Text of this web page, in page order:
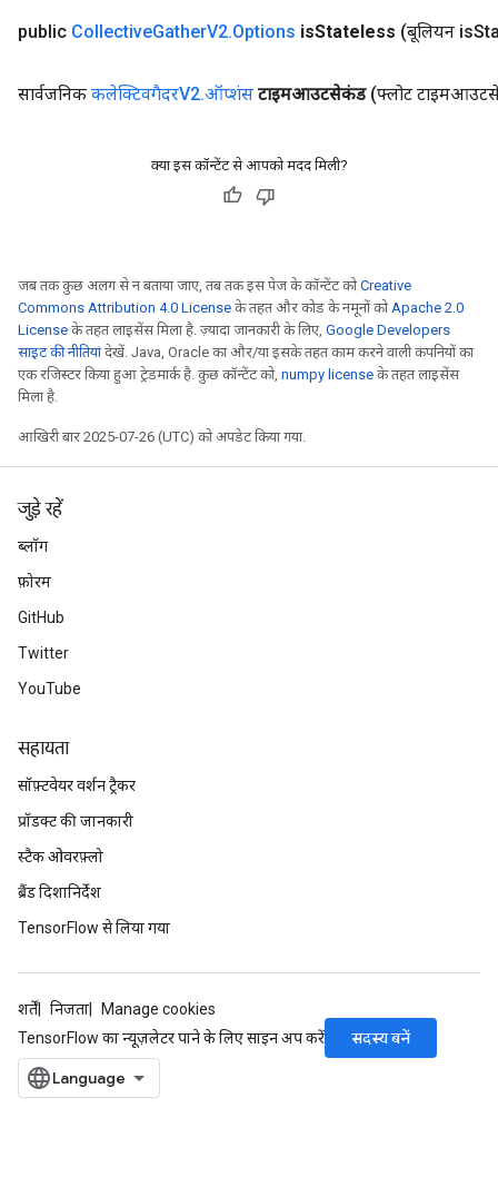
public CollectiveGatherV2.Options isStateless (बूलियन is
सार्वजनिक कलेक्टिवगैदरV2.ऑप्शंस टाइमआउटसेकंड (फ्लोट
क्या इस कॉन्टेंट से आपको मदद मिली?
जब तक कुछ अलग से न बताया जाए, तब तक इस पेज के कॉन्टेंट कोCreative
Commons Attribution 4.0 License के तहत और कोड के नमूनों कोApache 2.0
License के तहत लाइसेंस मिला है. ज़्यादा जानकारी के लिए, Google Developers
साइट की नीतियांदेखें. Java, Oracle का और/या इसके तहत काम करने वाली कंपनियों का
एक रजिस्टर किया हुआ ट्रेडमार्क है. कुछ कॉन्टेंट को, numpy license के तहत लाइसेंस
मिला है.
आखिरी बार 2025-07-26 (UTC) को अपडेट किया गया.
जुड़े रहें
ब्लॉग
फ़ोरम
GitHub
Twitter
YouTube
सहायता
सॉफ़्टवेयर वर्शन ट्रैकर
प्रॉडक्ट की जानकारी
स्टैक ओवरफ़्लो
ब्रैंड दिशानिर्देश
TensorFlow से लिया गया
शर्तें निजता
Manage cookies
TensorFlow का न्यूज़लेटर पाने के लिए साइन अप करें
सदस्य बनें